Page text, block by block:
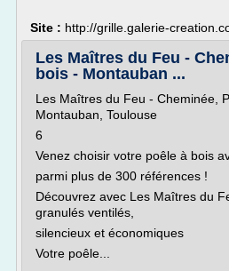
Site : http://grille.galerie-
Les Maîtres du Feu -
bois - Montauban ...
Les Maîtres du Feu - Cheminée,
Montauban, Toulouse
6
Venez choisir votre poêle à bois
parmi plus de 300 références !
Découvrez avec Les Maîtres du
granulés ventilés,
silencieux et économiques
Votre poêle...